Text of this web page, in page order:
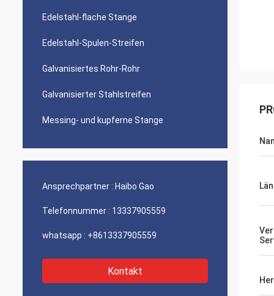
Edelstahl-flache Stange
Edelstahl-Spulen-Streifen
Galvanisiertes Rohr-Rohr
Galvanisierter Stahlstreifen
Messing- und kupferne Stange
Ansprechpartner : Haibo Gao
Telefonnummer : 13337905559
whatsapp : +8613337905559
Kontakt